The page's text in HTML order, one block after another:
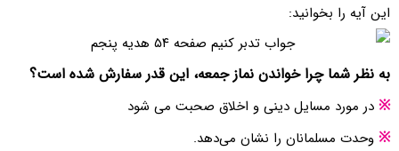
این آیه را بخوانید:
به نظر شما چرا خواندن نماز جمعه، این قدر سفارش شده است؟
※ در مورد مسایل دینی و اخلاق صحبت می شود
※ وحدت مسلمانان را نشان می‌دهد.